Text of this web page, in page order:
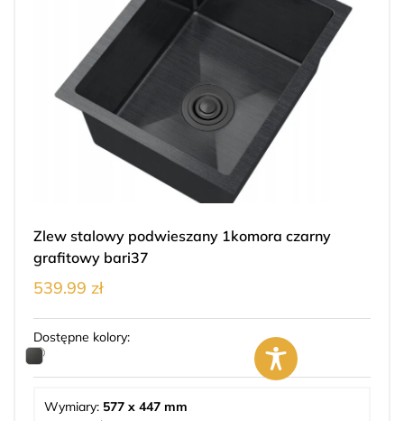
Zlew stalowy podwieszany 1komora czarny
grafitowy bari37
539.99 zł
Dostępne kolory:
Wymiary: 577 x 447 mm